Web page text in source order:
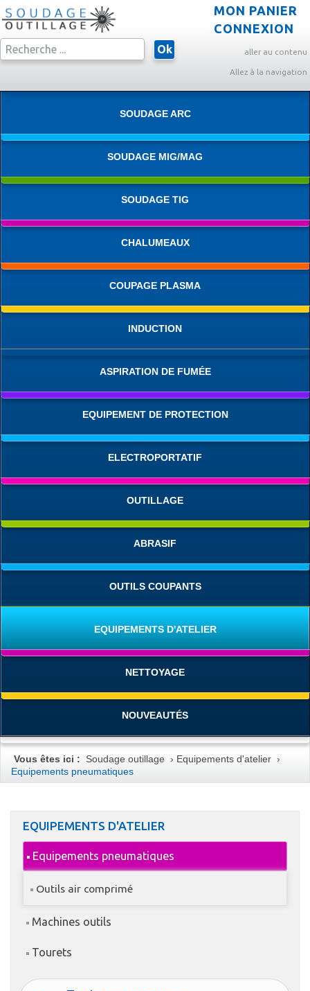
aller au contenu
Allez à la navigation
CONNEXION
MON PANIER
Ok
SOUDAGE ARC
SOUDAGE MIG/MAG
SOUDAGE TIG
CHALUMEAUX
COUPAGE PLASMA
INDUCTION
ASPIRATION DE FUMÉE
EQUIPEMENT DE PROTECTION
ELECTROPORTATIF
OUTILLAGE
ABRASIF
OUTILS COUPANTS
EQUIPEMENTS D'ATELIER
NETTOYAGE
NOUVEAUTÉS
Vous êtes ici : Soudage outillage › Equipements d'atelier ›
Equipements pneumatiques
EQUIPEMENTS D'ATELIER
Equipements pneumatiques
Outils air comprimé
Machines outils
Tourets